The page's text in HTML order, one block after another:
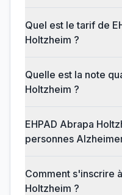
Quel est le tarif de
Holtzheim ?
Quelle est la note
Holtzheim ?
EHPAD Abrapa
personnes
Comment s'inscrire
Holtzheim ?